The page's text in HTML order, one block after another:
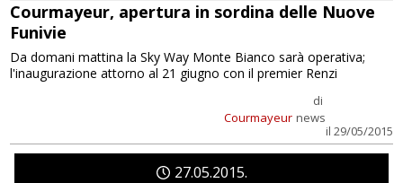
Courmayeur, apertura in sordina delle Nuove
Funivie
Courmayeur
di
news
il 29/05/2015
Da domani mattina la Sky Way Monte Bianco sarà operativa;
l'inaugurazione attorno al 21 giugno con il premier Renzi
2705 2015